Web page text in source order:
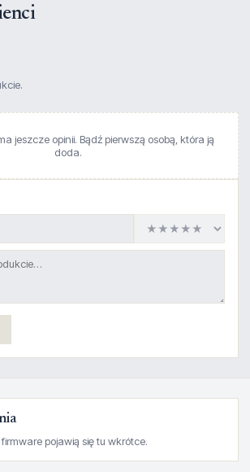
jeszcze opinii. Bądź pierwszą osobą, która ją
doda.
pojawią się tu wkrótce.